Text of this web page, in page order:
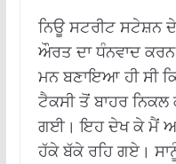
ਨਿਊ ਸਟਰੀਟ ਸਟੇਸ਼ਨ
ਔਰਤ ਦਾ ਧੰਨਵਾਦ
ਮਨ ਬਣਾਇਆ ਹੀ ਸੀ
ਟੈਕਸੀ ਤੋਂ ਬਾਹਰ
ਗਈ। ਇਹ ਦੇਖ ਕੇ ਮੈਂ
ਹੱਕੇ ਬੱਕੇ ਰਹਿ ਗਏ।